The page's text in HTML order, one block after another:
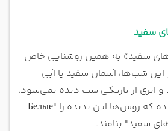
سفید
سفید» به همین روشنایی خاص
شب‌ها، آسمان سفید یا آبی
اثری از تاریکی شب دیده نمی‌شود.
همین ویژگی باعث شده که روس‌ها این پدیده را "Белые